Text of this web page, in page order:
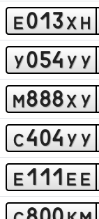
e013x h
y054y y
m888x y
c404y y
e111e e